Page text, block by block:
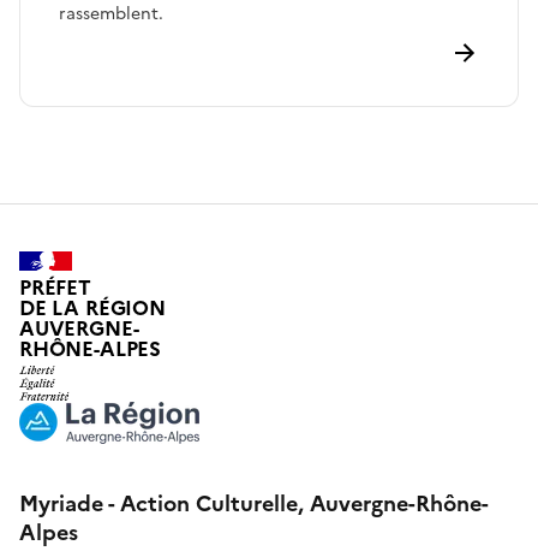
rassemblent.
PRÉFET
DE LA RÉGION
AUVERGNE-
RHÔNE-ALPES
Myriade - Action Culturelle, Auvergne-Rhône-
Alpes